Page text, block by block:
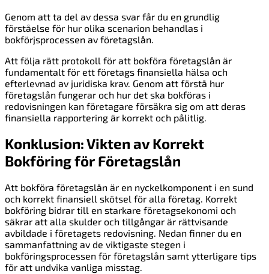
Genom att ta del av dessa svar får du en grundlig
förståelse för hur olika scenarion behandlas i
bokförjsprocessen av företagslån.
Att följa rätt protokoll för att bokföra företagslån är
fundamentalt för ett företags finansiella hälsa och
efterlevnad av juridiska krav. Genom att förstå hur
företagslån fungerar och hur det ska bokföras i
redovisningen kan företagare försäkra sig om att deras
finansiella rapportering är korrekt och pålitlig.
Konklusion: Vikten av Korrekt
Bokföring för Företagslån
Att bokföra företagslån är en nyckelkomponent i en sund
och korrekt finansiell skötsel för alla företag. Korrekt
bokföring bidrar till en starkare företagsekonomi och
säkrar att alla skulder och tillgångar är rättvisande
avbildade i företagets redovisning. Nedan finner du en
sammanfattning av de viktigaste stegen i
bokföringsprocessen för företagslån samt ytterligare tips
för att undvika vanliga misstag.